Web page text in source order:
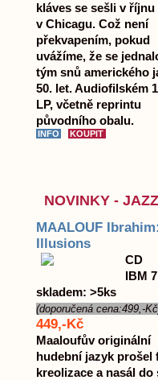
kláves se sešli v říjnu
v Chicagu. Což není
překvapením, pokud
uvážíme, že se
tým snů amerického
50. let. Audiofilském
LP, včetně reprintu
původního obalu.
NOVINKY -
MAALOUF Ibrahim:
Illusions
CD
IBM 7
skladem: >5ks
(doporučená cena:499,-
449,-Kč
Maaloufův originální
hudební jazyk prošel
kreolizace a nasál do